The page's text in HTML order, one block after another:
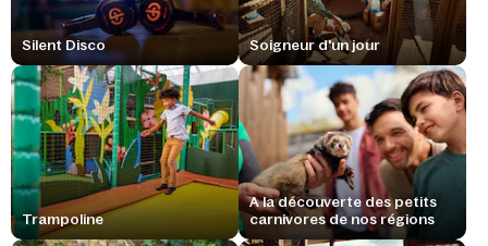
Silent Disco Soigneur d'un jour
Trampoline
A la découverte des petits
carnivores de nos régions